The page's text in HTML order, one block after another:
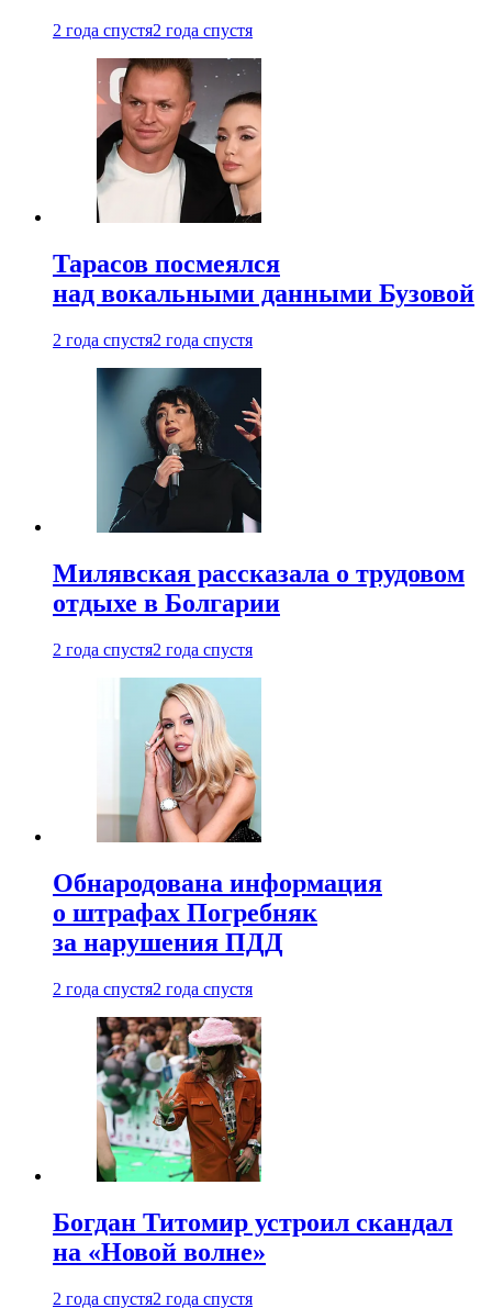
2 года спустя2 года спустя
Тарасов посмеялся
над вокальными данными Бузовой
2 года спустя2 года спустя
Милявская рассказала о трудовом
отдыхе в Болгарии
2 года спустя2 года спустя
Обнародована информация
о штрафах Погребняк
за нарушения ПДД
2 года спустя2 года спустя
Богдан Титомир устроил скандал
на «Новой волне»
2 года спустя2 года спустя